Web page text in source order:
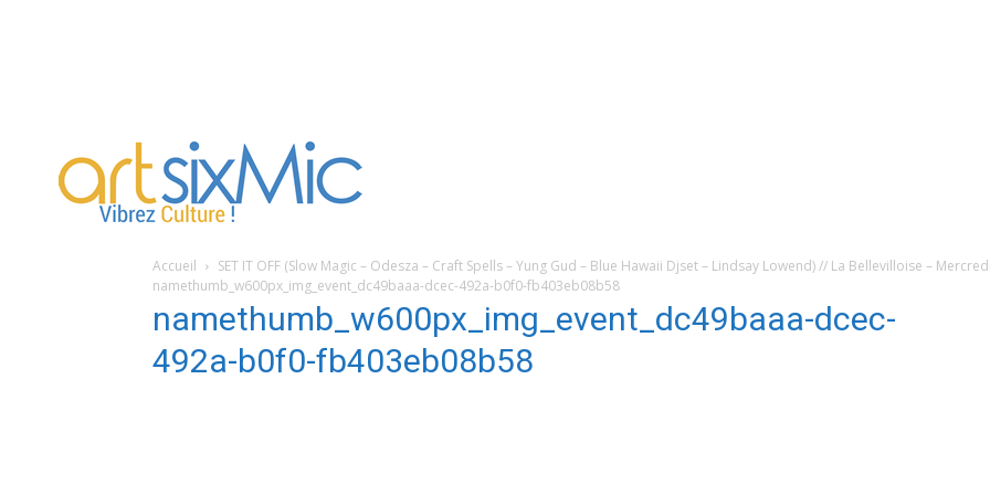
artsixMic
Accueil
SET IT OFF (Slow Magic – Odesza – Craft Spells – Yung Gud – Blue Hawaii Djset – Lindsay Lowend) // La Bellevilloise –
namethumb_w600px_img_event_dc49baaa-dcec-492a-b0f0-fb403eb08b58
namethumb_w600px_img_event_dc49baaa-dcec-
492a-b0f0-fb403eb08b58